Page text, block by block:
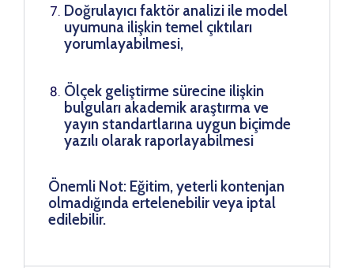
Doğrulayıcı faktör analizi ile model
uyumuna ilişkin temel çıktıları
yorumlayabilmesi,
Ölçek geliştirme sürecine ilişkin
bulguları akademik araştırma ve
yayın standartlarına uygun biçimde
yazılı olarak raporlayabilmesi
Önemli Not: Eğitim, yeterli kontenjan
olmadığında ertelenebilir veya iptal
edilebilir.